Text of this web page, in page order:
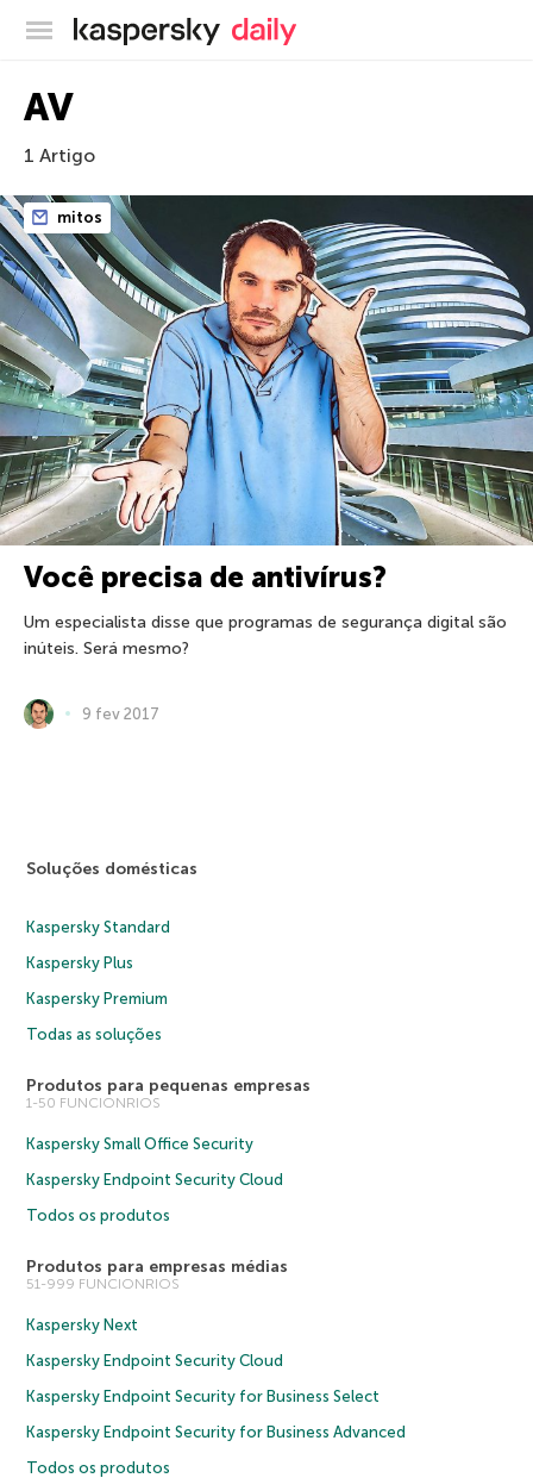
Blog oficial da Kaspersky
AV
1 Artigo
mitos
Você precisa de antivírus?
Um especialista disse que programas de segurança digital são
inúteis. Será mesmo?
9 fev 2017
Soluções domésticas
Kaspersky Standard
Kaspersky Plus
Kaspersky Premium
Todas as soluções
Produtos para pequenas empresas
1-50 FUNCIONRIOS
Kaspersky Small Office Security
Kaspersky Endpoint Security Cloud
Todos os produtos
Produtos para empresas médias
51-999 FUNCIONRIOS
Kaspersky Next
Kaspersky Endpoint Security Cloud
Kaspersky Endpoint Security for Business Select
Kaspersky Endpoint Security for Business Advanced
Todos os produtos